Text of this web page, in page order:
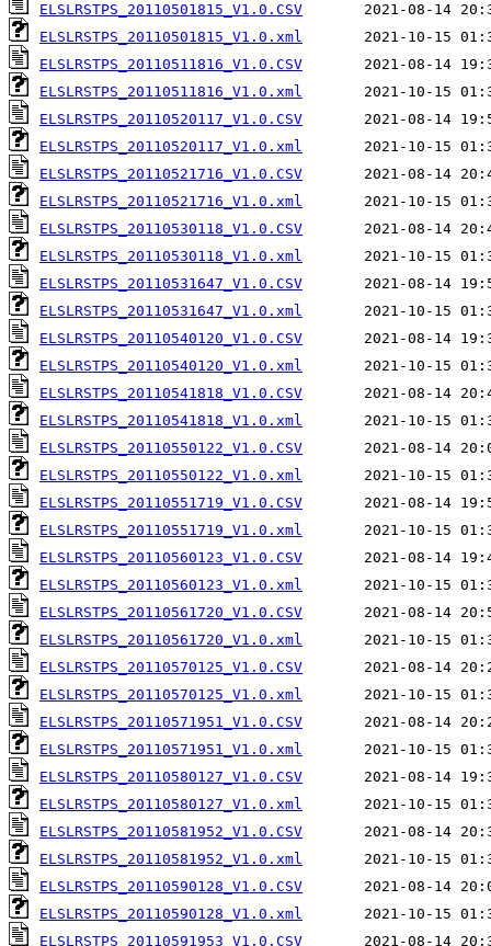
ELSLRSTPS_20110501815_V1.0.CSV
ELSLRSTPS_20110501815_V1.0.xml
ELSLRSTPS_20110511816_V1.0.CSV
ELSLRSTPS_20110511816_V1.0.xml
ELSLRSTPS_20110520117_V1.0.CSV
ELSLRSTPS_20110520117_V1.0.xml
ELSLRSTPS_20110521716_V1.0.CSV
ELSLRSTPS_20110521716_V1.0.xml
ELSLRSTPS_20110530118_V1.0.CSV
ELSLRSTPS_20110530118_V1.0.xml
ELSLRSTPS_20110531647_V1.0.CSV
ELSLRSTPS_20110531647_V1.0.xml
ELSLRSTPS_20110540120_V1.0.CSV
ELSLRSTPS_20110540120_V1.0.xml
ELSLRSTPS_20110541818_V1.0.CSV
ELSLRSTPS_20110541818_V1.0.xml
ELSLRSTPS_20110550122_V1.0.CSV
ELSLRSTPS_20110550122_V1.0.xml
ELSLRSTPS_20110551719_V1.0.CSV
ELSLRSTPS_20110551719_V1.0.xml
ELSLRSTPS_20110560123_V1.0.CSV
ELSLRSTPS_20110560123_V1.0.xml
ELSLRSTPS_20110561720_V1.0.CSV
ELSLRSTPS_20110561720_V1.0.xml
ELSLRSTPS_20110570125_V1.0.CSV
ELSLRSTPS_20110570125_V1.0.xml
ELSLRSTPS_20110571951_V1.0.CSV
ELSLRSTPS_20110571951_V1.0.xml
ELSLRSTPS_20110580127_V1.0.CSV
ELSLRSTPS_20110580127_V1.0.xml
ELSLRSTPS_20110581952_V1.0.CSV
ELSLRSTPS_20110581952_V1.0.xml
ELSLRSTPS_20110590128_V1.0.CSV
ELSLRSTPS_20110590128_V1.0.xml
ELSLRSTPS_20110591953_V1.0.CSV